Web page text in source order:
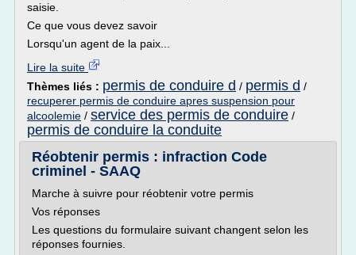
saisie.
Ce que vous devez savoir
Lorsqu'un agent de la paix...
Lire la suite
Thèmes liés : permis de conduire d / permis d /
recuperer permis de conduire apres suspension pour
alcoolemie / service des permis de conduire /
permis de conduire la conduite
Réobtenir permis : infraction Code
criminel - SAAQ
Marche à suivre pour réobtenir votre permis
Vos réponses
Les questions du formulaire suivant changent selon les
réponses fournies.